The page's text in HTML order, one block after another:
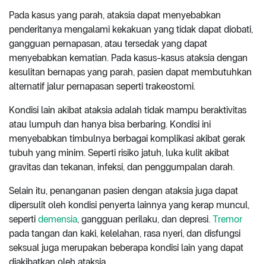
Pada kasus yang parah, ataksia dapat menyebabkan
penderitanya mengalami kekakuan yang tidak dapat diobati,
gangguan pernapasan, atau tersedak yang dapat
menyebabkan kematian. Pada kasus-kasus ataksia dengan
kesulitan bernapas yang parah, pasien dapat membutuhkan
alternatif jalur pernapasan seperti trakeostomi.
Kondisi lain akibat ataksia adalah tidak mampu beraktivitas
atau lumpuh dan hanya bisa berbaring. Kondisi ini
menyebabkan timbulnya berbagai komplikasi akibat gerak
tubuh yang minim. Seperti risiko jatuh, luka kulit akibat
gravitas dan tekanan, infeksi, dan penggumpalan darah.
Selain itu, penanganan pasien dengan ataksia juga dapat
dipersulit oleh kondisi penyerta lainnya yang kerap muncul,
seperti demensia, gangguan perilaku, dan depresi. Tremor
pada tangan dan kaki, kelelahan, rasa nyeri, dan disfungsi
seksual juga merupakan beberapa kondisi lain yang dapat